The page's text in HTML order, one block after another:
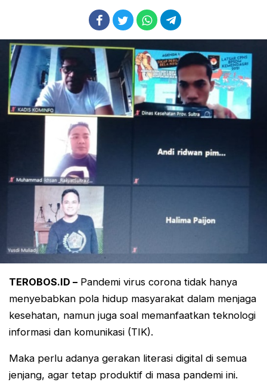
TEROBOS.ID – Pandemi virus corona tidak hanya
menyebabkan pola hidup masyarakat dalam menjaga
kesehatan, namun juga soal memanfaatkan teknologi
informasi dan komunikasi (TIK).
Maka perlu adanya gerakan literasi digital di semua
jenjang, agar tetap produktif di masa pandemi ini.